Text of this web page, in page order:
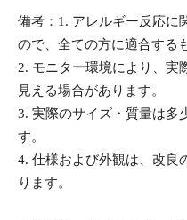
備考：1. アレルギー反応に
ので、全ての方に適合する
2. モニター環境により、実
見える場合があります。
3. 実際のサイズ・質量は多
す。
4. 仕様および外観は、改良
ります。